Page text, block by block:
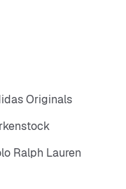
Originals
Ralph Lauren